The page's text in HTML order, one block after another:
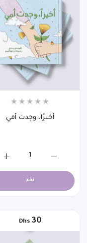
أخيرًا، وجدت أمي
زيادة كمية أخيرًا،
نفذ
30
Dhs